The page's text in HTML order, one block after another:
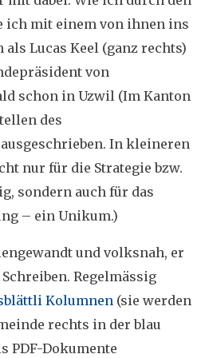
ich mit einem von ihnen ins
Lucas Keel (ganz rechts)
von
schon in Uzwil (Im Kanton
des
In kleineren
nur für die Strategie bzw.
sondern auch für das
– ein Unikum.)
und volksnah, er
Regelmässig
Kolumnen (sie werden
rechts in der blau
PDF-Dokumente